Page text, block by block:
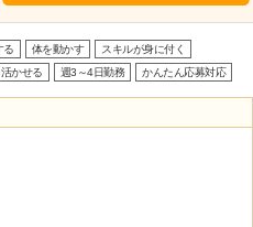
る 体を動かす
スキルが身に付く
かせる 週3～4日勤務 かんたん応募対応